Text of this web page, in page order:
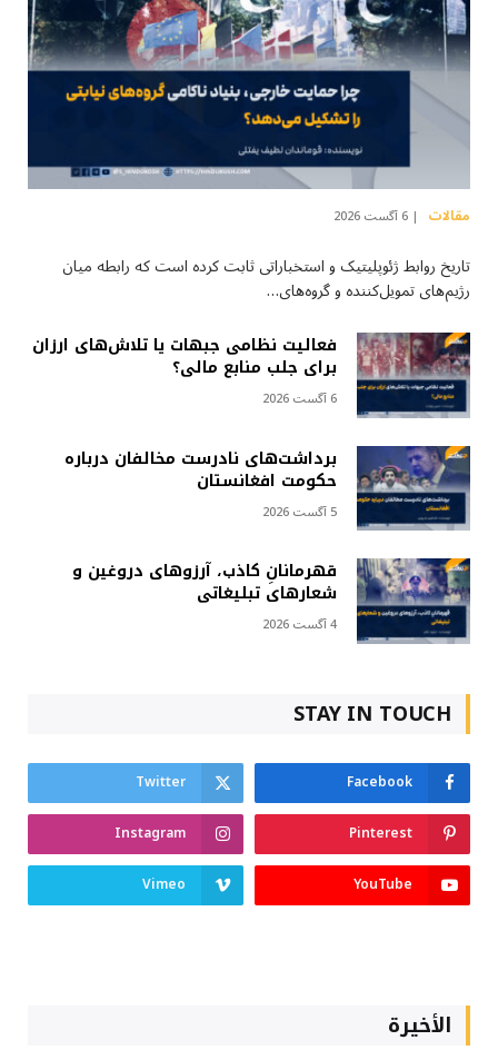
مقالات 6 آگست 2026
تاریخ روابط ژئوپلیتیک و استخباراتی ثابت کرده است که رابطه میان
رژیم‌های تمویل‌کننده و گروه‌های…
فعالیت نظامی جبهات یا تلاش‌های ارزان
برای جلب منابع مالی؟
6 آگست 2026
برداشت‌های نادرست مخالفان درباره
حکومت افغانستان
5 آگست 2026
قهرمانانِ کاذب، آرزوهای دروغین و
شعارهای تبلیغاتی
4 آگست 2026
STAY IN TOUCH
Facebook
Twitter
Pinterest
Instagram
YouTube
Vimeo
الأخيرة